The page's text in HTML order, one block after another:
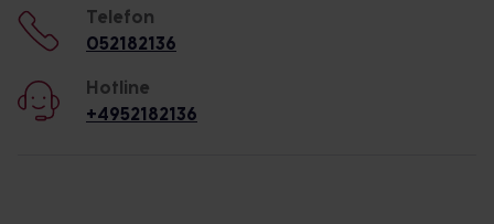
Telefon
052182136
Hotline
+4952182136